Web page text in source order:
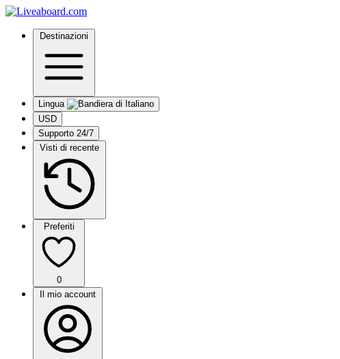
Destinazioni
Lingua
USD
Supporto 24/7
Visti di recente
Preferiti
0
Il mio account